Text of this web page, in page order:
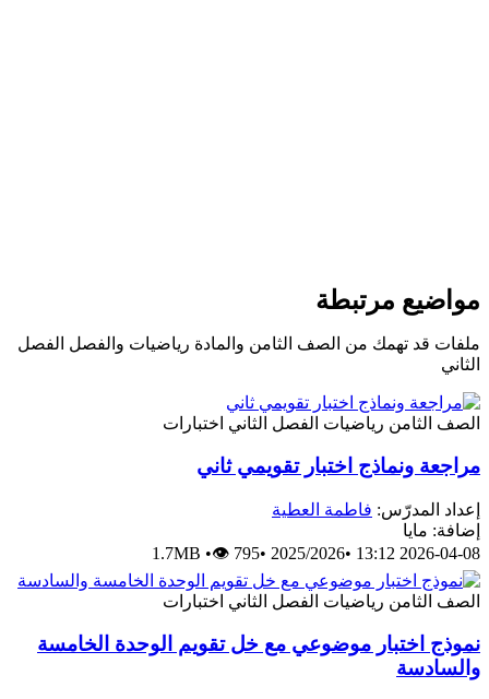
مرتبطة
تهمك من الصف الثامن والمادة رياضيات والفصل الفصل
رياضيات الفصل الثاني اختبارات
اختبار تقويمي ثاني
فاطمة العطية
•
2025/2026
•
1.7MB •👁 795
رياضيات الفصل الثاني اختبارات
موضوعي مع خل تقويم الوحدة الخامسة